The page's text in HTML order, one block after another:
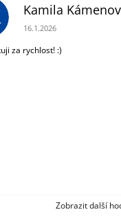
Kamila
Hodnocení obchodu je 5 z
16.1.2026
za rychlost! :)
Zobrazit další